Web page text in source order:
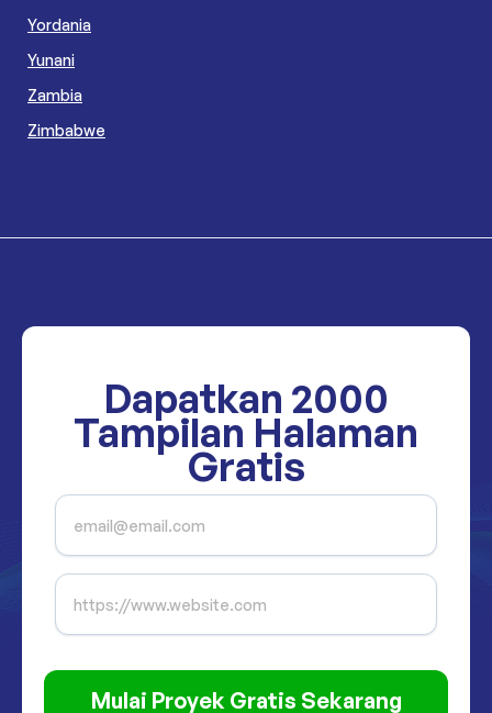
Yordania
Yunani
Zambia
Zimbabwe
Dapatkan 2000
Tampilan Halaman
Gratis
Mulai Proyek Gratis Sekarang